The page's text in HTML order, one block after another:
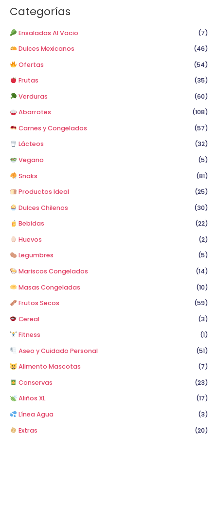
a
p
:
Categorías
Ensaladas Al Vacio
(7)
Dulces Mexicanos
(46)
Ofertas
(54)
Frutas
(35)
Verduras
(60)
Abarrotes
(108)
Carnes y Congelados
(57)
Lácteos
(32)
Vegano
(5)
Snaks
(81)
Productos Ideal
(25)
Dulces Chilenos
(30)
Bebidas
(22)
Huevos
(2)
Legumbres
(5)
Mariscos Congelados
(14)
Masas Congeladas
(10)
Frutos Secos
(59)
Cereal
(3)
Fitness
(1)
Aseo y Cuidado Personal
(51)
Alimento Mascotas
(7)
Conservas
(23)
Aliños XL
(17)
Línea Agua
(3)
Extras
(20)